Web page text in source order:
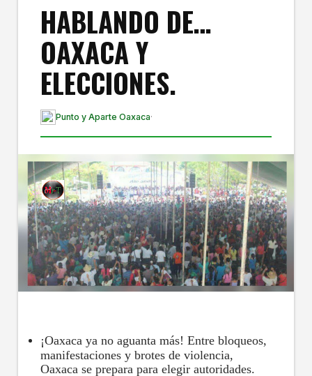
HABLANDO DE…
OAXACA Y
ELECCIONES.
Punto y Aparte Oaxaca·
¡Oaxaca ya no aguanta más! Entre bloqueos,
manifestaciones y brotes de violencia,
Oaxaca se prepara para elegir autoridades.